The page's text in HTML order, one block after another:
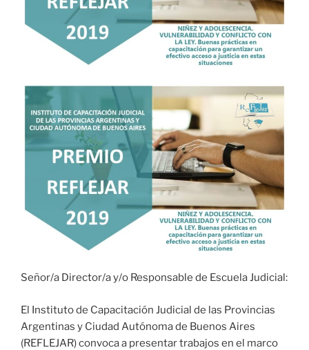
Señor/a Director/a y/o Responsable de Escuela Judicial:
El Instituto de Capacitación Judicial de las Provincias
Argentinas y Ciudad Autónoma de Buenos Aires
(REFLEJAR) convoca a presentar trabajos en el marco